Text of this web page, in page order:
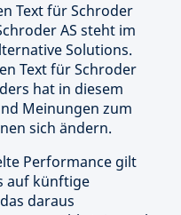
Text für Schroder
AS steht im
Solutions.
Text für Schroder
hat in diesem
Meinungen zum
sich ändern.
Performance gilt
auf künftige
daraus